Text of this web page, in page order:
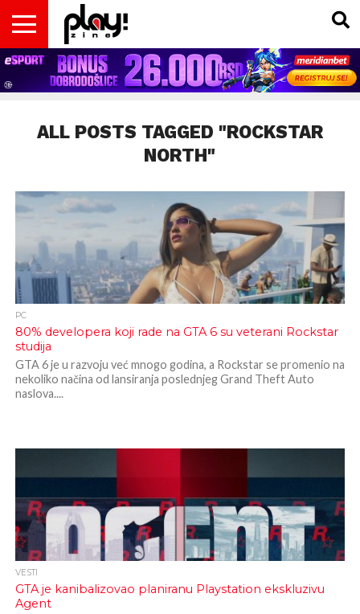
VESTI
MAGAZIN
PLAY!RETRO
PLAY!CAST
PLAY!CON
PLAY!BIZ
INSIDER
OPISI
IGARA
DOMAĆA
SCENA
INTERVJUI
GADGETS
FILM
& TV
KOLUMNE
ALL POSTS TAGGED "ROCKSTAR
NORTH"
PC
80% developera koji rade na GTA 6 su veterani Rockstar
studija
GTA 6 je u razvoju već mnogo godina, a Rockstar se promenio na
nekoliko načina od lansiranja poslednjeg Grand Theft Auto
naslova....
VESTI
GTA je kanibalizovao planiranu Playstation ekskluzivu
Agent